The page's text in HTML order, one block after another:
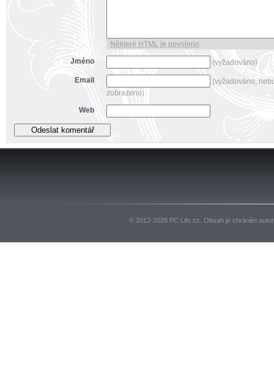
Některé HTML je povoleno
Jméno
(vyžadováno)
Email
(vyžadováno,
zobrazeno)
Web
© 2012-2026 PC Life.cz. Obsah je chráněn